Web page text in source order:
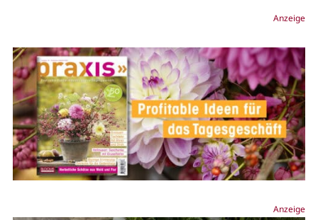
Anzeige
Anzeige